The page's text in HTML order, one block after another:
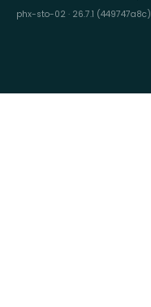
phx-sto-02 · 26.7.1 (449747a8c)